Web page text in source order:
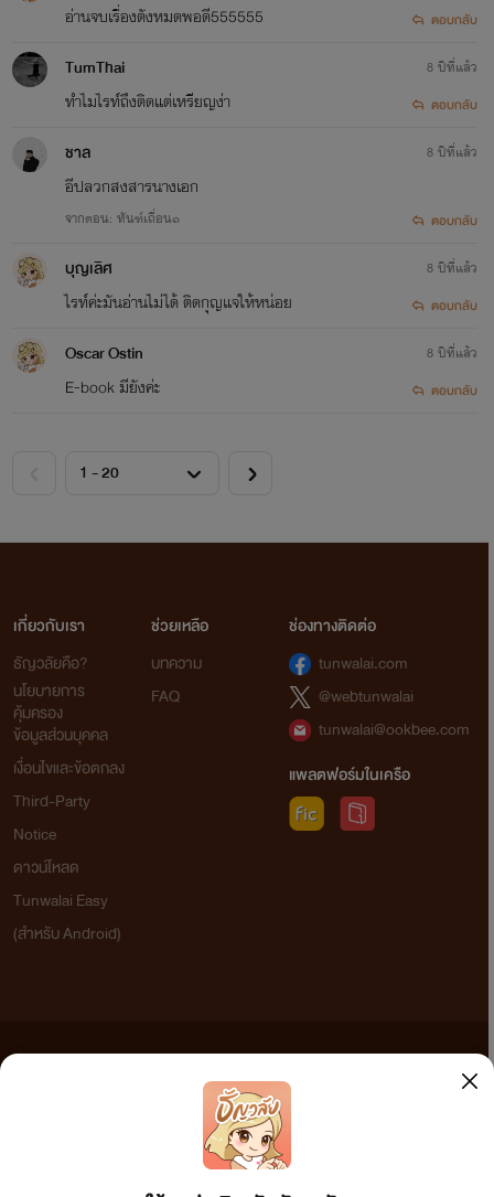
อ่านจบเรื่องตังหมดพอดี555555
ตอบกลับ
TumThai
ทำไมไรท์ถึงติดแต่เหรียญง่า
8 ปีที่แล้ว
ตอบกลับ
ชาล
อีปลวกสงสารนางเอก
จากตอน: ทันฑ์เถื่อน๑
8 ปีที่แล้ว
ตอบกลับ
บุญเลิศ
ไรท์ค่ะมันอ่านไม่ได้ ติดกุญแจให้หน่อย
8 ปีที่แล้ว
ตอบกลับ
Oscar Ostin
E-book มียังค่ะ
8 ปีที่แล้ว
ตอบกลับ
เกี่ยวกับเรา
ธัญวลัยคือ?
นโยบายการ
คุ้มครอง
ข้อมูลส่วนบุคคล
เงื่อนไขและข้อตกลง
Third-Party
Notice
ดาวน์โหลด
Tunwalai Easy
(สำหรับ Android)
ช่วยเหลือ
บทความ
FAQ
ช่องทางติดต่อ
tunwalai.com
@webtunwalai
tunwalai@ookbee.com
แพลตฟอร์มในเครือ
เว็บไซต์แห่งนี้ไม่ได้เห็นด้วยและไม่ขอรับผิดชอบต่อข้อความใดๆ ทั้งสิ้น ดังนั้นผู้อ่านทุกท่านโปรดใช้
วิจารณญาณในการกลั่นกรองด้วยตนเอง และหากท่านพบข้อความใดๆ ที่ขัดต่อกฎหมายและศีลธรรม
กรุณาแจ้งมาที่ tunwalai@ookbee.com เพื่อทีมงานจะได้ดำเนินการในทันที ทั้งนี้ ทางเว็บไซต์ขอสงวน
ลิขสิทธิ์ตามพระราชบัญญัติลิขสิทธิ์ (ฉบับเพิ่มเติม) พ.ศ.2558